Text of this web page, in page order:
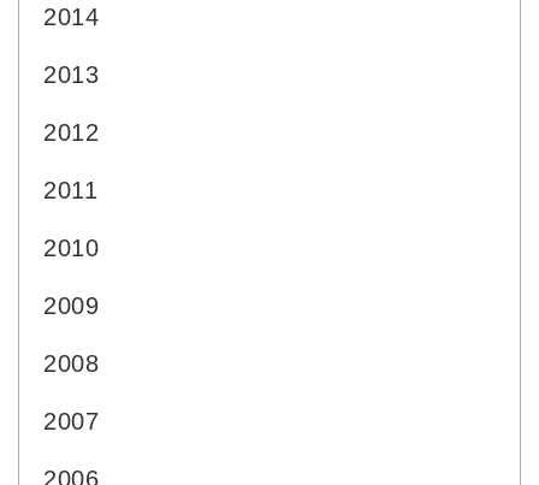
2014
2013
2012
2011
2010
2009
2008
2007
2006